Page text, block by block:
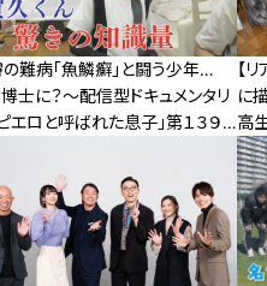
難病「魚鱗癬」と闘う少年…
士に？～配信型ドキュメンタリ
エロと呼ばれた息子」第１３９
【
に
高
た！